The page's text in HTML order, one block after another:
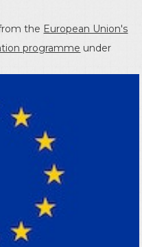
the European Union's
programme under